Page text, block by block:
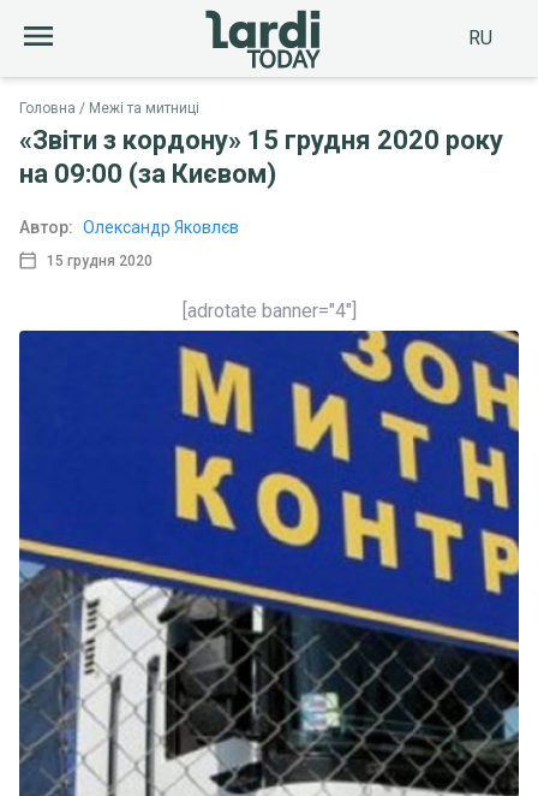
RU
Головна Межі та митниці
«Звіти з кордону» 15 грудня 2020 року
на 09:00 (за Києвом)
15 грудня 2020
Автор: Олександр Яковлєв
[adrotate banner="4"]